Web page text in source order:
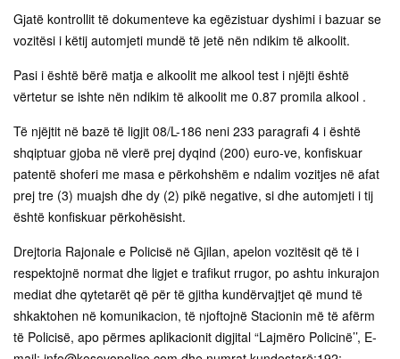
Gjatë kontrollit të dokumenteve ka egëzistuar dyshimi i bazuar se
vozitësi i këtij automjeti mundë të jetë nën ndikim të alkoolit.
Pasi i është bërë matja e alkoolit me alkool test i njëjti është
vërtetur se ishte nën ndikim të alkoolit me 0.87 promila alkool .
Të njëjtit në bazë të ligjit 08/L-186 neni 233 paragrafi 4 i është
shqiptuar gjoba në vlerë prej dyqind (200) euro-ve, konfiskuar
patentë shoferi me masa e përkohshëm e ndalim vozitjes në afat
prej tre (3) muajsh dhe dy (2) pikë negative, si dhe automjeti i tij
është konfiskuar përkohësisht.
Drejtoria Rajonale e Policisë në Gjilan, apelon vozitësit që të i
respektojnë normat dhe ligjet e trafikut rrugor, po ashtu inkurajon
mediat dhe qytetarët që për të gjitha kundërvajtjet që mund të
shkaktohen në komunikacion, të njoftojnë Stacionin më të afërm
të Policisë, apo përmes aplikacionit digjital “Lajmëro Policinë’’, E-